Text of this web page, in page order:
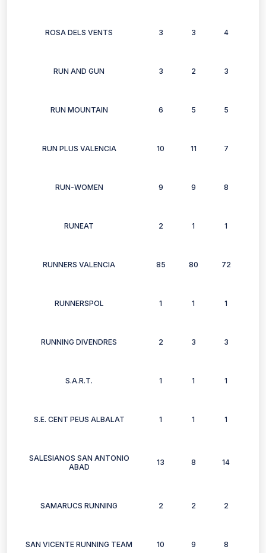
ROSA DELS VENTS 3 3 4
RUN AND GUN 3 2 3
RUN MOUNTAIN 6 5 5
RUN PLUS VALENCIA 10 11 7
RUN-WOMEN 9 9 8
RUNEAT 2 1 1
RUNNERS VALENCIA 85 80 72
RUNNERSPOL 1 1 1
RUNNING DIVENDRES 2 3 3
S.A.R.T. 1 1 1
S.E. CENT PEUS ALBALAT 1 1 1
SALESIANOS SAN ANTONIO
ABAD
13 8 14
SAMARUCS RUNNING 2 2 2
SAN VICENTE RUNNING TEAM 10 9 8